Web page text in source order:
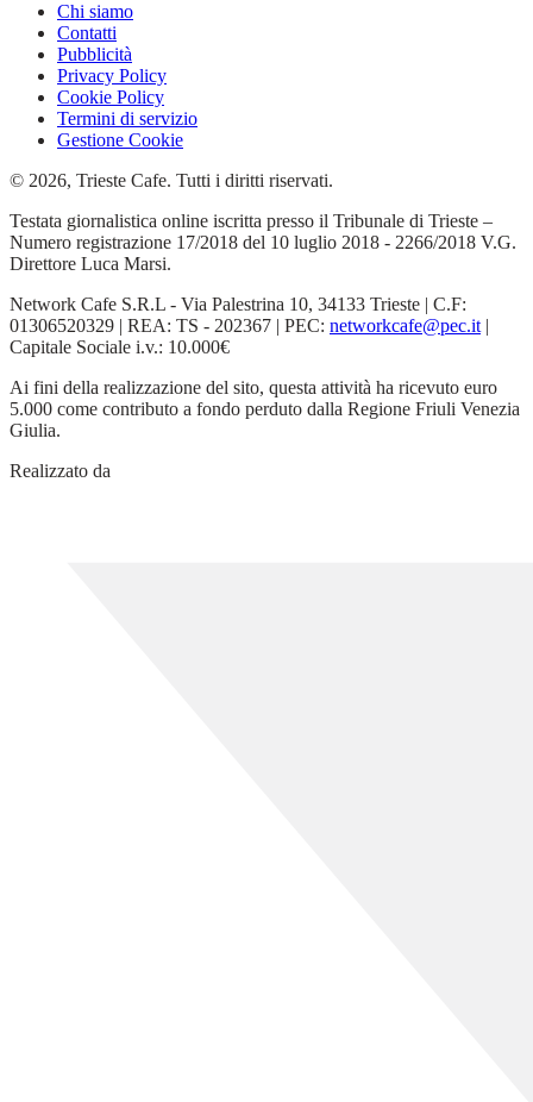
Chi siamo
Contatti
Pubblicità
Privacy Policy
Cookie Policy
Termini di servizio
Gestione Cookie
© 2026, Trieste Cafe. Tutti i diritti riservati.
Testata giornalistica online iscritta presso il Tribunale di Trieste –
Numero registrazione 17/2018 del 10 luglio 2018 - 2266/2018 V.G.
Direttore Luca Marsi.
Network Cafe S.R.L - Via Palestrina 10, 34133 Trieste | C.F:
01306520329 | REA: TS - 202367 | PEC: networkcafe@pec.it |
Capitale Sociale i.v.: 10.000€
Ai fini della realizzazione del sito, questa attività ha ricevuto euro
5.000 come contributo a fondo perduto dalla Regione Friuli Venezia
Giulia.
Realizzato da